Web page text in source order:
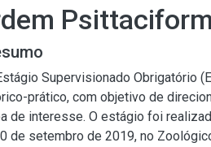
Supervisionado Obrigatório
prático, com objetivo de
de interesse. O estágio foi
de setembro de 2019, no